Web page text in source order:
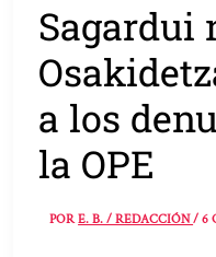
Sagardui
a los
la OPE
PORE. B. / REDACCIÓN/6